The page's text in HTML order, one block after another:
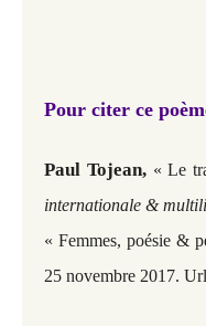
Pour citer ce
Paul Tojean, « Le
internationale &
« Femmes, poésie &
25 novembre 2017.